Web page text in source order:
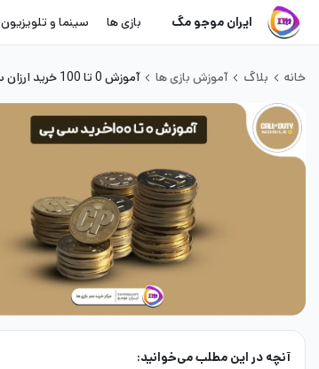
ایران موجو مگ بازی ها سینما و تلویزیون
خانه بلاگ آموزش بازی ها آموزش 0 تا 100 خرید ارزان سی پی کالاف دیوتی موبایل
آنچه در این مطلب می‌خوانید: